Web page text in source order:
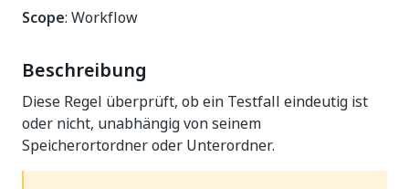
Scope: Workflow
Beschreibung
Diese Regel überprüft, ob ein Testfall eindeutig ist
oder nicht, unabhängig von seinem
Speicherortordner oder Unterordner.